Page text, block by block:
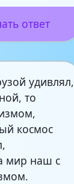
ответ
удивлял,
то
космос
мир наш с